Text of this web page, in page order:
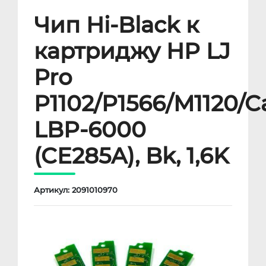
Чип Hi-Black к
картриджу HP LJ
Pro
P1102/P1566/M1120/
LBP-6000
(CE285A), Bk, 1,6K
Артикул: 2091010970